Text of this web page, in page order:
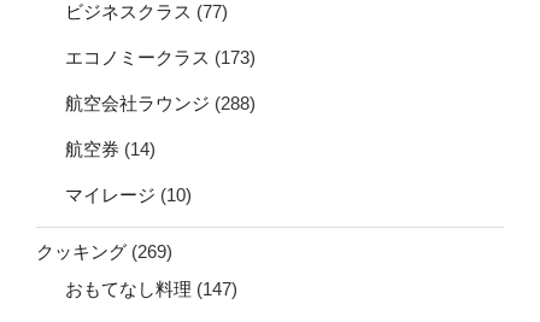
ビジネスクラス (77)
エコノミークラス (173)
航空会社ラウンジ (288)
航空券 (14)
マイレージ (10)
クッキング (269)
おもてなし料理 (147)